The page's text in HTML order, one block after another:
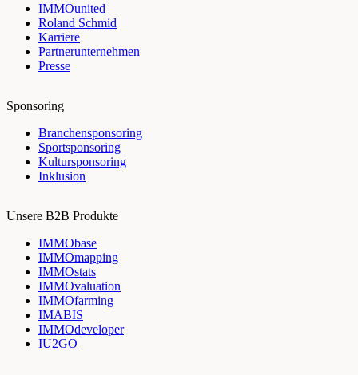
IMMOunited
Roland Schmid
Karriere
Partnerunternehmen
Presse
Sponsoring
Branchensponsoring
Sportsponsoring
Kultursponsoring
Inklusion
Unsere B2B Produkte
IMMObase
IMMOmapping
IMMOstats
IMMOvaluation
IMMOfarming
IMABIS
IMMOdeveloper
IU2GO